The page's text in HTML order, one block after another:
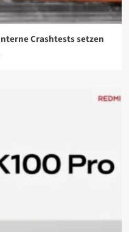
Crashtests setzen